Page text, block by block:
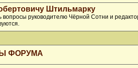
Штильмарку
руководителю Чёрной Сотни и
ФОРУМА